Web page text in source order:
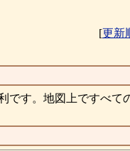
[更新
です。地図上ですべて